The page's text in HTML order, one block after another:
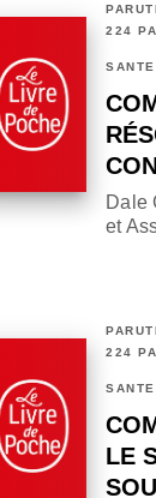
224
SANTÉ
Dale
et
224
SANTÉ
LE